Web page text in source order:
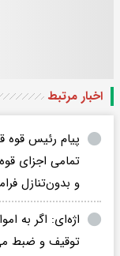
اخبار مرتبط
پیام رئیس قوه
تمامی اجزای
و بدون‌تنازل
اژه‌ای: اگر به
توقیف و ضبط